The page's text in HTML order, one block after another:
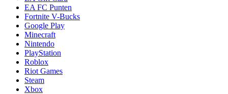
EA FC Punten
Fortnite V-Bucks
Google Play
Minecraft
Nintendo
PlayStation
Roblox
Riot Games
Steam
Xbox